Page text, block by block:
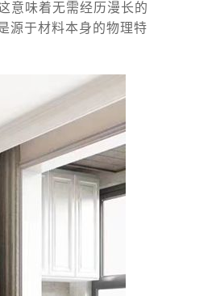
意味着无需经历漫长的
源于材料本身的物理特